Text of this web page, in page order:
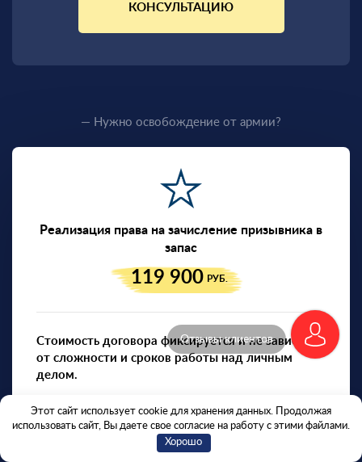
КОНСУЛЬТАЦИЮ
— Нужно освобождение от армии?
Реализация права на зачисление призывника в
запас
119 900 РУБ.
Стоимость договора фиксируется и не зависит
от сложности и сроков работы над личным
делом.
В рассрочку:
Отзывы клиентов
Этот сайт использует cookie для хранения данных. Продолжая
использовать сайт, Вы даете свое согласие на работу с этими файлами.
Хорошо